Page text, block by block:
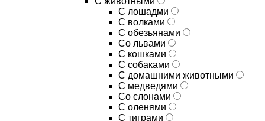
С лошадми
С волками
С обезьянами
Со львами
С кошками
С собаками
С домашними животными
С медведями
Со слонами
С оленями
С тиграми